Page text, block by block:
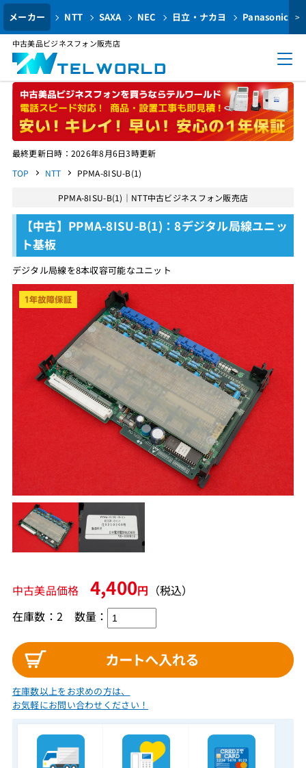
メーカー NTT SAXA NEC 日立・ナカヨ Panasonic >
中古美品ビジネスフォン販売店
最終更新日時：2026年8月6日3時更新
TOP
NTT PPMA-8ISU-B(1)
PPMA-8ISU-B(1)｜NTT中古ビジネスフォン販売店
【中古】PPMA-8ISU-B(1)：8デジタル局線ユニッ
ト基板
デジタル局線を8本収容可能なユニット
中古美品価格 4,400円 （税込）
在庫数：2 数量：
在庫数以上をお求めの方は、
お気軽にお問い合わせください！